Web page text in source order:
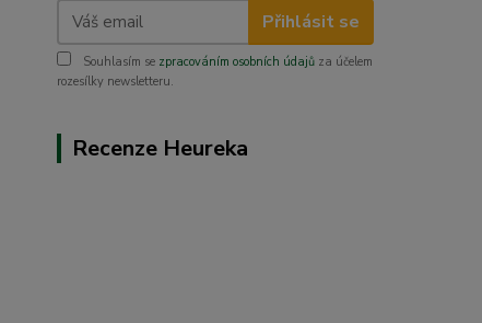
Přihlásit se
Souhlasím se zpracováním osobních údajů za účelem
rozesílky newsletteru.
Recenze Heureka